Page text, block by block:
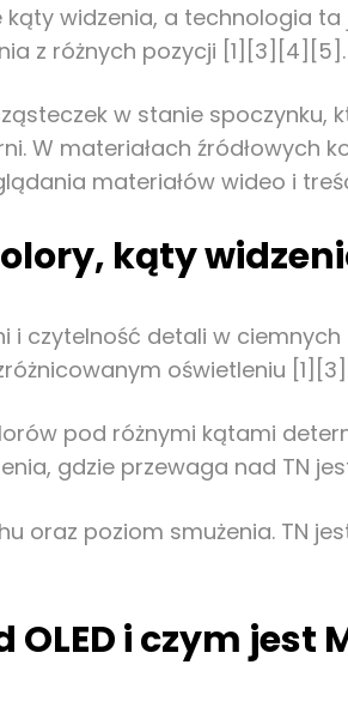
widzenia, a technologia
z różnych pozycji [1][3][4][5].
w stanie
W materiałach źródłowych
materiałów wideo i
kąty
i czytelność detali w
oświetleniu
pod różnymi kątami
gdzie przewaga nad TN
oraz poziom smużenia. TN
i czym jest